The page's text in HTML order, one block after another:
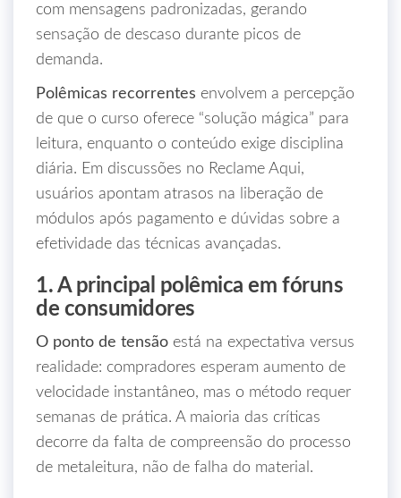
com mensagens padronizadas, gerando
sensação de descaso durante picos de
demanda.
Polêmicas recorrentes envolvem a percepção
de que o curso oferece “solução mágica” para
leitura, enquanto o conteúdo exige disciplina
diária. Em discussões no Reclame Aqui,
usuários apontam atrasos na liberação de
módulos após pagamento e dúvidas sobre a
efetividade das técnicas avançadas.
1. A principal polêmica em fóruns
de consumidores
O ponto de tensão está na expectativa versus
realidade: compradores esperam aumento de
velocidade instantâneo, mas o método requer
semanas de prática. A maioria das críticas
decorre da falta de compreensão do processo
de metaleitura, não de falha do material.